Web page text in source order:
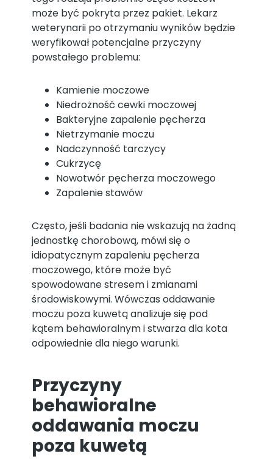
może być pokryta przez pakiet. Lekarz
weterynarii po otrzymaniu wyników będzie
weryfikował potencjalne przyczyny
powstałego problemu:
Kamienie moczowe
Niedrożność cewki moczowej
Bakteryjne zapalenie pęcherza
Nietrzymanie moczu
Nadczynność tarczycy
Cukrzycę
Nowotwór pęcherza moczowego
Zapalenie stawów
Często, jeśli badania nie wskazują na żadną
jednostkę chorobową, mówi się o
idiopatycznym zapaleniu pęcherza
moczowego, które może być
spowodowane stresem i zmianami
środowiskowymi. Wówczas oddawanie
moczu poza kuwetą analizuje się pod
kątem behawioralnym i stwarza dla kota
odpowiednie dla niego warunki.
Przyczyny
behawioralne
oddawania moczu
poza kuwetą